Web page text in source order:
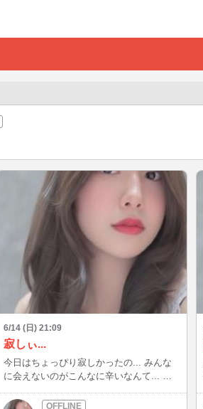
6/14 (日) 21:09
寂しぃ...
今日はちょっぴり寂しかったの... みんな
に会えないのがこんなに辛いなんて... ま
ほしいなぁ🩷